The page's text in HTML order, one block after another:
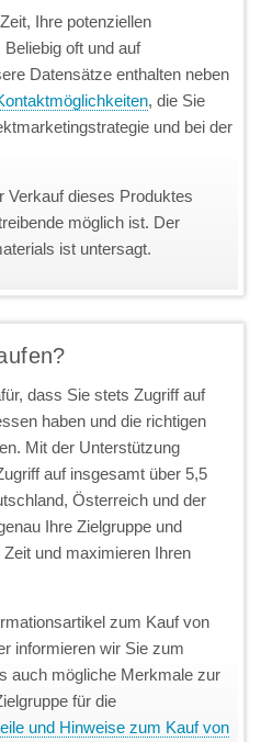
Ihre potenziellen
oft und auf
Datensätze enthalten neben
, die Sie
und bei der
Verkauf dieses Produktes
möglich ist. Der
ist untersagt.
dass Sie stets Zugriff auf
haben und die richtigen
Mit der Unterstützung
auf insgesamt über 5,5
Österreich und der
Ihre Zielgruppe und
und maximieren Ihren
zum Kauf von
informieren wir Sie zum
auch mögliche Merkmale zur
für die
und Hinweise zum Kauf von